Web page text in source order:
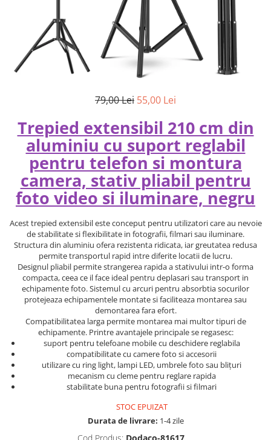
79,00 Lei 55,00 Lei
Trepied extensibil 210 cm din
aluminiu cu suport reglabil
pentru telefon si montura
camera, stativ pliabil pentru
foto video si iluminare, negru
Acest trepied extensibil este conceput pentru utilizatori care au nevoie
de stabilitate si flexibilitate in fotografii, filmari sau iluminare.
Structura din aluminiu ofera rezistenta ridicata, iar greutatea redusa
permite transportul rapid intre diferite locatii de lucru.
Designul pliabil permite strangerea rapida a stativului intr-o forma
compacta, ceea ce il face ideal pentru deplasari sau transport in
echipamente foto. Sistemul cu arcuri pentru absorbtia socurilor
protejeaza echipamentele montate si faciliteaza montarea sau
demontarea fara efort.
Compatibilitatea larga permite montarea mai multor tipuri de
echipamente. Printre avantajele principale se regasesc:
suport pentru telefoane mobile cu deschidere reglabila
compatibilitate cu camere foto si accesorii
utilizare cu ring light, lampi LED, umbrele foto sau blițuri
mecanism cu cleme pentru reglare rapida
stabilitate buna pentru fotografii si filmari
STOC EPUIZAT
Durata de livrare: 1-4 zile